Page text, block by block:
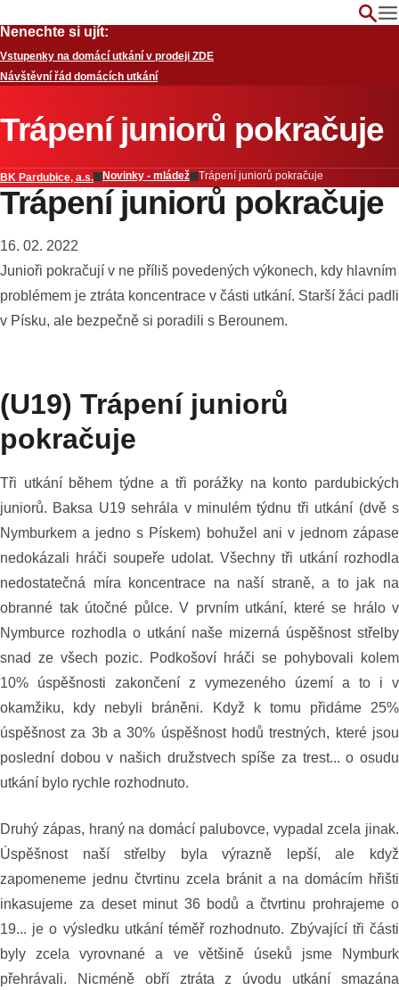
Nenechte si ujít:
Vstupenky na domácí utkání v prodeji ZDE
Návštěvní řád domácích utkání
Trápení juniorů pokračuje
BK Pardubice, a.s. Novinky - mládež Trápení juniorů pokračuje
Trápení juniorů pokračuje
16. 02. 2022
Junioři pokračují v ne příliš povedených výkonech, kdy hlavním
problémem je ztráta koncentrace v části utkání. Starší žáci padli
v Písku, ale bezpečně si poradili s Berounem.
(U19) Trápení juniorů
pokračuje
Tři utkání během týdne a tři porážky na konto pardubických
juniorů. Baksa U19 sehrála v minulém týdnu tři utkání (dvě s
Nymburkem a jedno s Pískem) bohužel ani v jednom zápase
nedokázali hráči soupeře udolat. Všechny tři utkání rozhodla
nedostatečná míra koncentrace na naší straně, a to jak na
obranné tak útočné půlce. V prvním utkání, které se hrálo v
Nymburce rozhodla o utkání naše mizerná úspěšnost střelby
snad ze všech pozic. Podkošoví hráči se pohybovali kolem
10% úspěšnosti zakončení z vymezeného území a to i v
okamžiku, kdy nebyli bráněni. Když k tomu přidáme 25%
úspěšnost za 3b a 30% úspěšnost hodů trestných, které jsou
poslední dobou v našich družstvech spíše za trest... o osudu
utkání bylo rychle rozhodnuto.
Druhý zápas, hraný na domácí palubovce, vypadal zcela jinak.
Úspěšnost naší střelby byla výrazně lepší, ale když
zapomeneme jednu čtvrtinu zcela bránit a na domácím hřišti
inkasujeme za deset minut 36 bodů a čtvrtinu prohrajeme o
19... je o výsledku utkání téměř rozhodnuto. Zbývající tři části
byly zcela vyrovnané a ve většině úseků jsme Nymburk
přehrávali. Nicméně obří ztráta z úvodu utkání smazána